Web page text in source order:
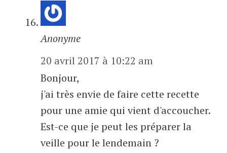
Anonyme
20 avril 2017 à 10:22 am
Bonjour,
j'ai très envie de faire cette recette
pour une amie qui vient d'accoucher.
Est-ce que je peut les préparer la
veille pour le lendemain ?